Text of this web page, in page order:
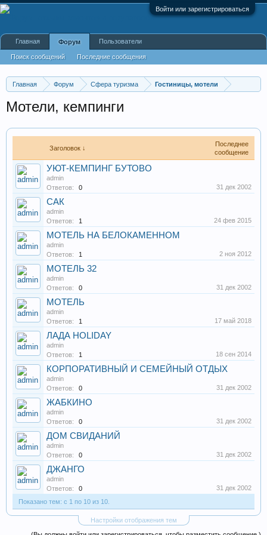
Войти или зарегистрироваться
Главная Форум Сфера туризма Гостиницы, мотели
Мотели, кемпинги
Заголовок ↓
Последнее
сообщение
УЮТ-КЕМПИНГ БУТОВО
admin
Ответов:
0 31 дек 2002
САК
admin
Ответов:
1 24 фев 2015
МОТЕЛЬ НА БЕЛОКАМЕННОМ
admin
Ответов:
1 2 ноя 2012
МОТЕЛЬ 32
admin
Ответов:
0 31 дек 2002
МОТЕЛЬ
admin
Ответов:
1 17 май 2018
ЛАДА HOLIDAY
admin
Ответов:
1 18 сен 2014
КОРПОРАТИВНЫЙ И СЕМЕЙНЫЙ ОТДЫХ
admin
Ответов:
0 31 дек 2002
ЖАБКИНО
admin
Ответов:
0 31 дек 2002
ДОМ СВИДАНИЙ
admin
Ответов:
0 31 дек 2002
ДЖАНГО
admin
Ответов:
0
31 дек 2002
Показано тем: с 1 по 10 из 10.
Настройки отображения тем
Главная Форум
Поиск сообщений Последние сообщения
Пользователи